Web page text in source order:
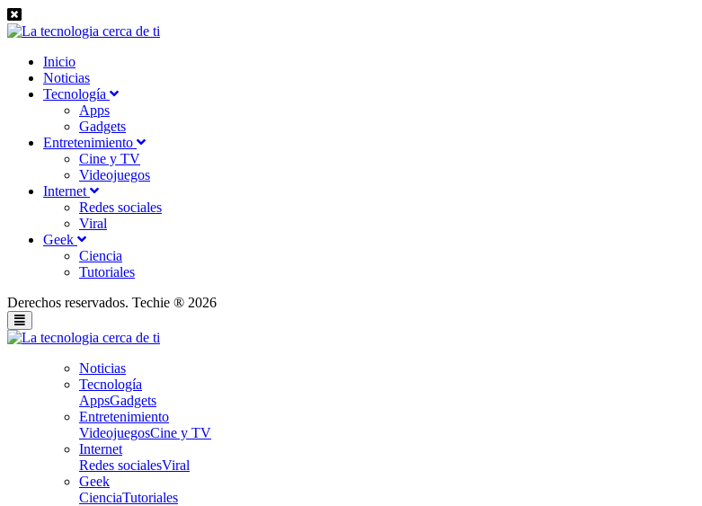
Inicio
Noticias
Tecnología
Apps
Gadgets
Entretenimiento
Cine y TV
Videojuegos
Internet
Redes sociales
Viral
Geek
Ciencia
Tutoriales
Derechos reservados. Techie ® 2026
Noticias
Tecnología
AppsGadgets
Entretenimiento
VideojuegosCine y TV
Internet
Redes socialesViral
Geek
CienciaTutoriales